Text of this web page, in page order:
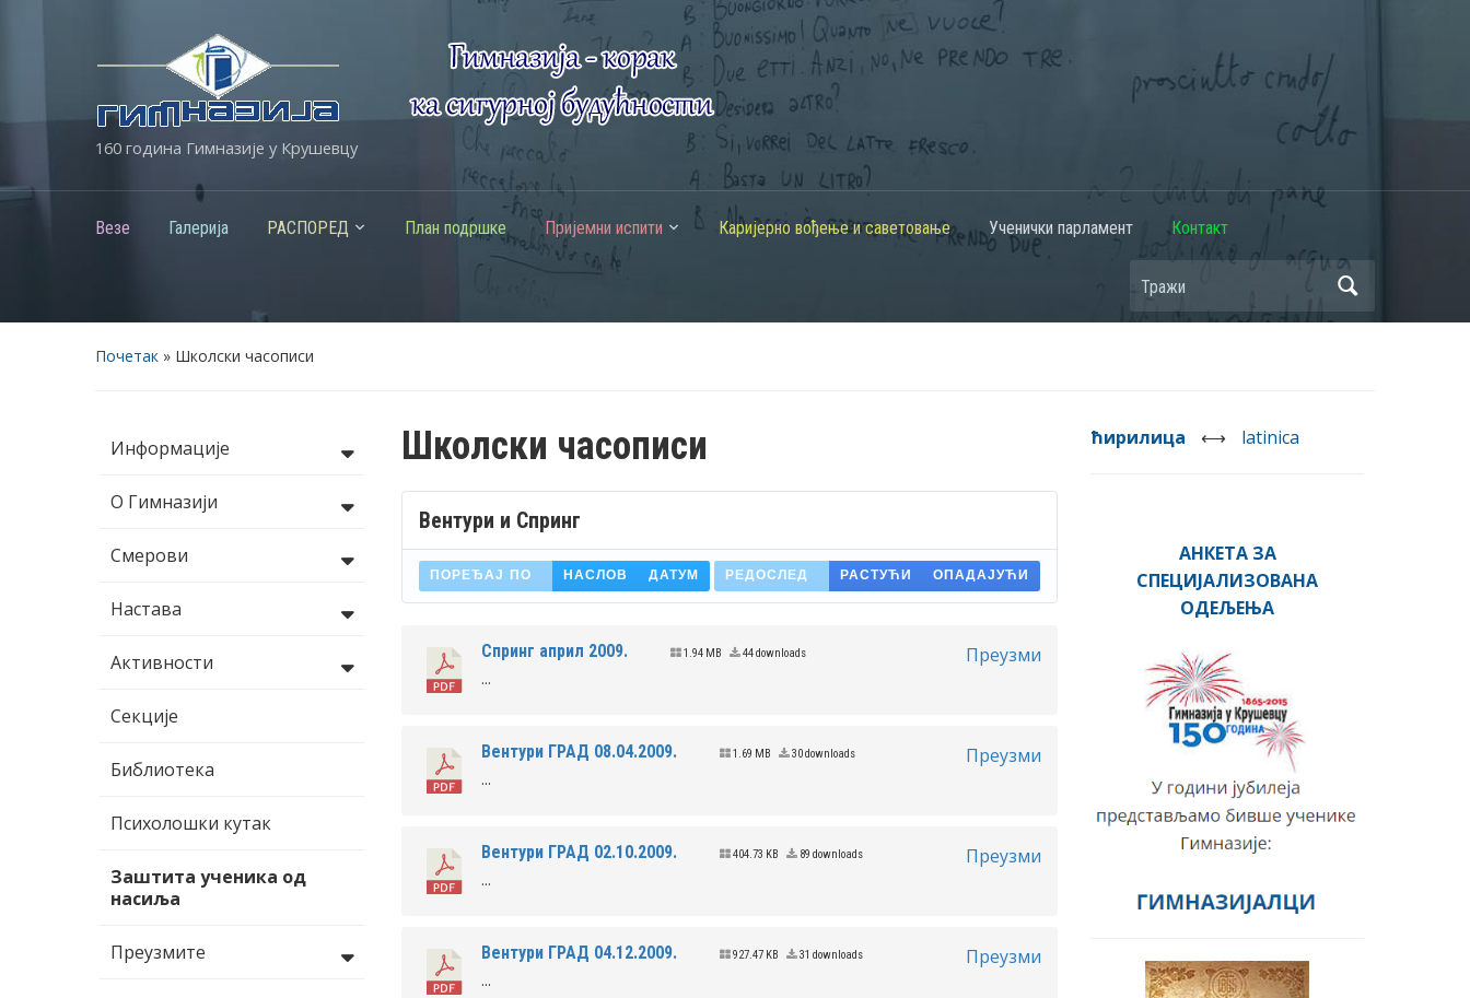
160 година Гимназије у Крушевцу
Везе Галерија РАСПОРЕД План подршке Пријемни испити Каријерно вођење и саветовање Ученички парламент Контакт
Почетак » Школски часописи
Информације
О Гимназији
Смерови
Настава
Активности
Секције
Библиотека
Психолошки кутак
Заштита ученика од
насиља
Преузмите
Школски часописи
Вентури и Спринг
РЕДОСЛЕД РАСТУЋИ ОПАДАЈУЋИ
ПОРЕЂАЈ ПО НАСЛОВ ДАТУМ
Преузми
Спринг април 2009. 1.94 MB 44 downloads
...
Преузми
Вентури ГРАД 08.04.2009. 1.69 MB 30 downloads
...
Преузми
Вентури ГРАД 02.10.2009. 404.73 KB 89 downloads
...
Преузми
Вентури ГРАД 04.12.2009. 927.47 KB 31 downloads
...
ћирилица ⟷ latinica
АНКЕТА ЗА
СПЕЦИЈАЛИЗОВАНА
ОДЕЉЕЊА